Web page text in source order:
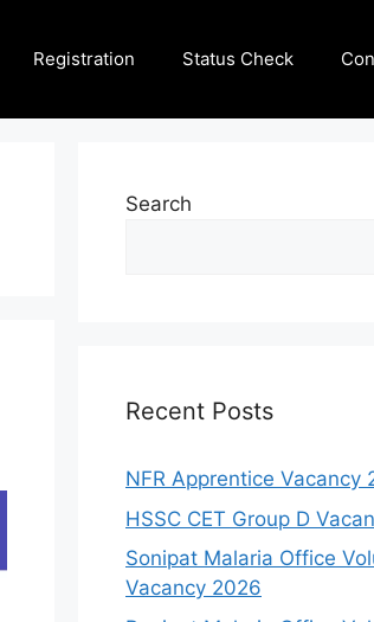
Registration Status Check
Search
Recent Posts
NFR Apprentice Vacancy
HSSC CET Group D
Sonipat Malaria Office
Vacancy 2026